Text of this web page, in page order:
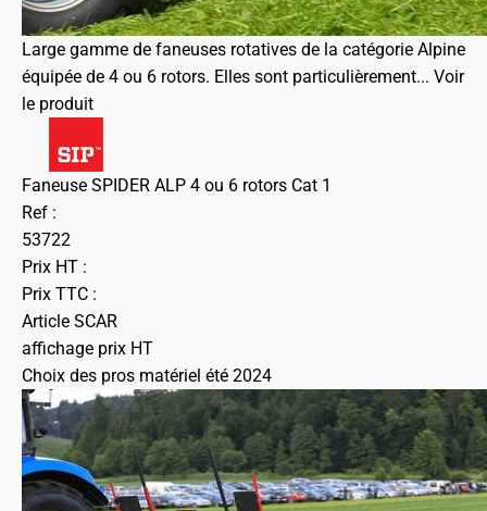
Large gamme de faneuses rotatives de la catégorie Alpine
équipée de 4 ou 6 rotors. Elles sont particulièrement... Voir
le produit
Faneuse SPIDER ALP 4 ou 6 rotors Cat 1
Ref :
53722
Prix HT :
Prix TTC :
Article SCAR
affichage prix HT
Choix des pros matériel été 2024